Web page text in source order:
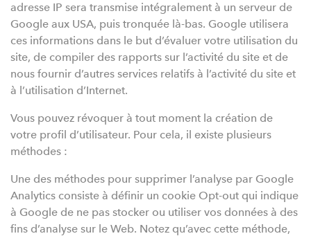
adresse IP sera transmise intégralement à un serveur de
Google aux USA, puis tronquée là-bas. Google utilisera
ces informations dans le but d’évaluer votre utilisation du
site, de compiler des rapports sur l’activité du site et de
nous fournir d’autres services relatifs à l’activité du site et
à l’utilisation d’Internet.
Vous pouvez révoquer à tout moment la création de
votre profil d’utilisateur. Pour cela, il existe plusieurs
méthodes :
Une des méthodes pour supprimer l’analyse par Google
Analytics consiste à définir un cookie Opt-out qui indique
à Google de ne pas stocker ou utiliser vos données à des
fins d’analyse sur le Web. Notez qu’avec cette méthode,